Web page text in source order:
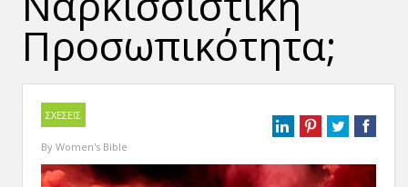
Προσωπικότητα;
ΣΧΕΣΕΙΣ
By Women's Bible